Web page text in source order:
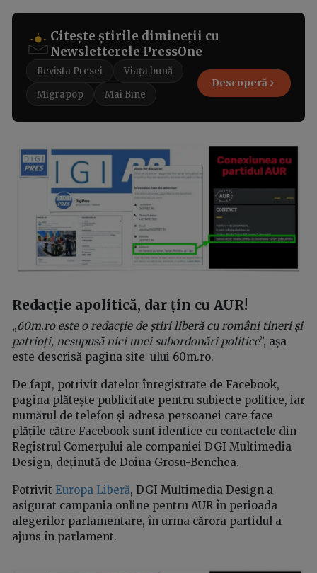
Citește știrile dimineții cu
Newsletterele PressOne
Revista Presei
Viața bună
Migrapop
Mai Bine
Descoperă
Redacție apolitică, dar țin cu AUR!
„60m.ro este o redacție de știri liberă cu români tineri și
patrioți, nesupusă nici unei subordonări politice”, așa
este descrisă pagina site-ului 60m.ro.
De fapt, potrivit datelor înregistrate de Facebook,
pagina plătește publicitate pentru subiecte politice, iar
numărul de telefon și adresa persoanei care face
plățile către Facebook sunt identice cu contactele din
Registrul Comerțului ale companiei DGI Multimedia
Design, deținută de Doina Grosu-Benchea.
Potrivit Europa Liberă, DGI Multimedia Design a
asigurat campania online pentru AUR în perioada
alegerilor parlamentare, în urma cărora partidul a
ajuns în parlament.